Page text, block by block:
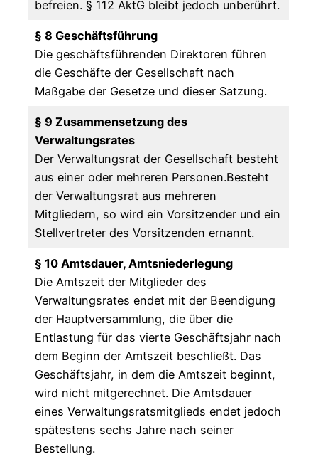
befreien. § 112 AktG bleibt jedoch unberührt.
§ 8 Geschäftsführung
Die geschäftsführenden Direktoren führen
die Geschäfte der Gesellschaft nach
Maßgabe der Gesetze und dieser Satzung.
§ 9 Zusammensetzung des
Verwaltungsrates
Der Verwaltungsrat der Gesellschaft besteht
aus einer oder mehreren Personen.Besteht
der Verwaltungsrat aus mehreren
Mitgliedern, so wird ein Vorsitzender und ein
Stellvertreter des Vorsitzenden ernannt.
§ 10 Amtsdauer, Amtsniederlegung
Die Amtszeit der Mitglieder des
Verwaltungsrates endet mit der Beendigung
der Hauptversammlung, die über die
Entlastung für das vierte Geschäftsjahr nach
dem Beginn der Amtszeit beschließt. Das
Geschäftsjahr, in dem die Amtszeit beginnt,
wird nicht mitgerechnet. Die Amtsdauer
eines Verwaltungsratsmitglieds endet jedoch
spätestens sechs Jahre nach seiner
Bestellung.